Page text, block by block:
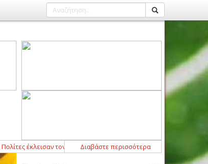
τον Τζερόνιμο Ρούλι 12:54 - Ο Τασιόπουλος διαιτητής
Διαβάστε περισσότερα